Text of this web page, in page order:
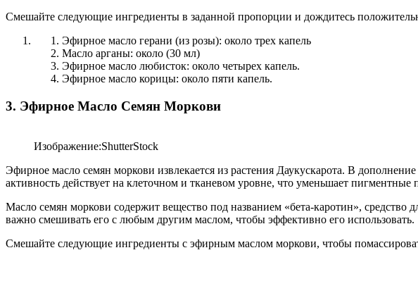
Смешайте следующие ингредиенты в заданной пропорции и дождитесь
Эфирное масло герани (из розы): около трех капель
Масло арганы: около (30 мл)
Эфирное масло любисток: около четырех капель.
Эфирное масло корицы: около пяти капель.
3. Эфирное Масло Семян Моркови
Изображение:ShutterStock
Эфирное масло семян моркови извлекается из растения Даукускарота. В
активность действует на клеточном и тканевом уровне, что уменьшает
Масло семян моркови содержит вещество под названием «бета-каротин»,
важно смешивать его с любым другим маслом, чтобы эффективно его использовать.
Смешайте следующие ингредиенты с эфирным маслом моркови, чтобы